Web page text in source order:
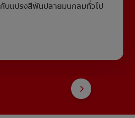
บเเปรงสีฟันปลายมนกลมทั่วไป